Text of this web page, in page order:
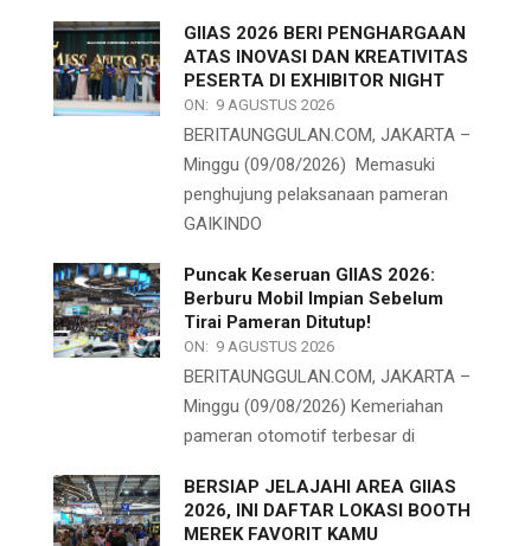
GIIAS 2026 BERI PENGHARGAAN
ATAS INOVASI DAN KREATIVITAS
PESERTA DI EXHIBITOR NIGHT
ON: 9 AGUSTUS 2026
BERITAUNGGULAN.COM, JAKARTA –
Minggu (09/08/2026) Memasuki
penghujung pelaksanaan pameran
GAIKINDO
Puncak Keseruan GIIAS 2026:
Berburu Mobil Impian Sebelum
Tirai Pameran Ditutup!
ON: 9 AGUSTUS 2026
BERITAUNGGULAN.COM, JAKARTA –
Minggu (09/08/2026) Kemeriahan
pameran otomotif terbesar di
BERSIAP JELAJAHI AREA GIIAS
2026, INI DAFTAR LOKASI BOOTH
MEREK FAVORIT KAMU